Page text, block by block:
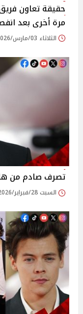
مرة أخرى بعد
الثلاثاء 03/مارس/2026 - 12:23 ص
تصرف صادم من
السبت 28/فبراير/2026 - 09:12 م